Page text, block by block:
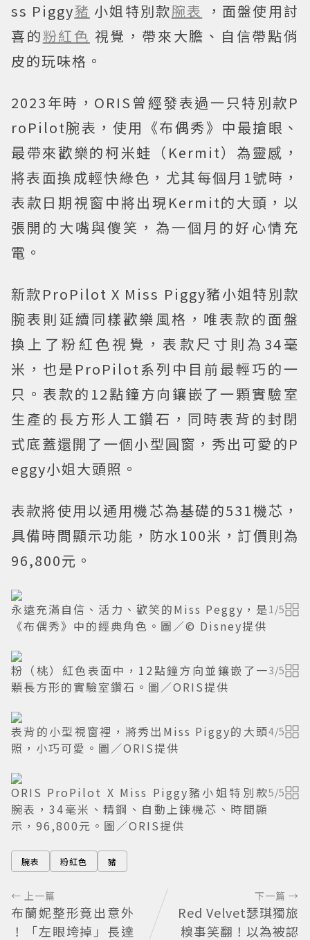
ss Piggy豬 小姐特別款腕表
，面盤使用討
喜的粉紅色 視覺，帶來大膽、自信帶點俏
皮的玩味格。
2023年時，ORIS曾經發表過一只特別款P
roPilot腕表，使用《布偶秀》中最搶眼、
最帶來歡樂的柯米蛙（Kermit）為靈感，
將表面換成輕快綠色，尤其每個月1號時，
表款日期視窗中將出現Kermit的大頭，以
張開的大嘴與傻笑，為一個月的好心情充
電。
新款ProPilot X Miss Piggy豬小姐特別款
腕表則延續同樣歡樂風格，唯表款的面盤
換上了粉紅色視覺，表款尺寸則為34毫
米，也是ProPilot系列中目前最輕巧的一
只。表款的12點鐘方向鑲嵌了一顆實驗室
生產的長方形人工鑽石，同時表背的封閉
式底蓋還開了一個小型圓窗，秀出可愛的P
eggy小姐大頭照。
表款將使用以通用機芯為基礎的531機芯，
具備時間顯示功能，防水100米，訂價則為
96,800元。
永遠充滿自信、活力、歡笑的Miss Peggy，是
《布偶秀》中的經典角色。圖／© Disney提供
1/5
粉（桃）紅色表面中，12點鐘方向並鑲嵌了一
顆長方形的實驗室鑽石。圖／ORIS提供
3/5
表背的小型視窗裡，將秀出Miss Piggy的大頭
照，小巧可愛。圖／ORIS提供
4/5
ORIS ProPilot X Miss Piggy豬小姐特別款
腕表，34毫米、精鋼、自動上鍊機芯、時間顯
示，96,800元。圖／ORIS提供
5/5
腕表 粉紅色 豬
← 上一篇
布蘭妮整形竟出意外
！「左眼垮掉」長達
下一篇 →
Red Velvet瑟琪獨旅
糗事笑翻！以為被認